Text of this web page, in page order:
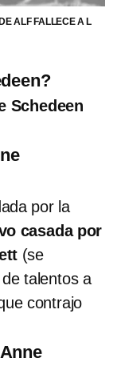
ALF FALLECE A L
Schedeen
por la
casada por
(se
talentos a
contrajo